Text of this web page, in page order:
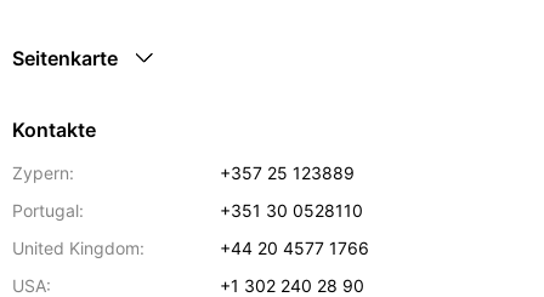
Seitenkarte
Kontakte
Zypern:
+357 25 123889
Portugal:
+351 30 0528110
United Kingdom:
+44 20 4577 1766
USA:
+1 302 240 28 90